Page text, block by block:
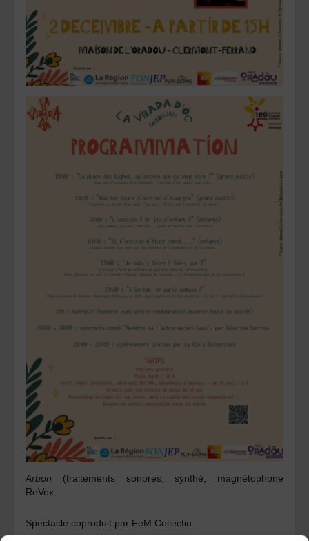
Arbon (traitements sonores, synthé, magnétophone
ReVox.
Spectacle coproduit par FeM Collectiu